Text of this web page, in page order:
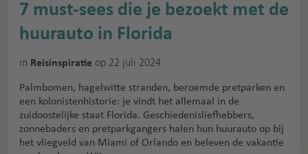
7 must-sees die je bezoekt met de
huurauto in Florida
in Reisinspiratie op 22 juli 2024
Palmbomen, hagelwitte stranden, beroemde pretparken en
een kolonistenhistorie: je vindt het allemaal in de
zuidoostelijke staat Florida. Geschiedenisliefhebbers,
zonnebaders en pretparkgangers halen hun huurauto op bij
het vliegveld van Miami of Orlando en beleven de vakantie